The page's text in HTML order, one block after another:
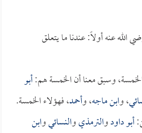
الله عنه أولاً: عندنا ما يتعلق
وسبق معنا أن الخمسة هم:أبو
، وابن ماجه، وأحمد، فهؤلاء الخمسة.
أبو داودوالترمذيوالنسائيوابن